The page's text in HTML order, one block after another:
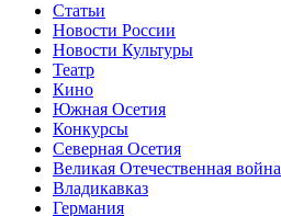
Статьи
Новости России
Новости Культуры
Театр
Кино
Южная Осетия
Конкурсы
Северная Осетия
Великая Отечественная война
Владикавказ
Германия